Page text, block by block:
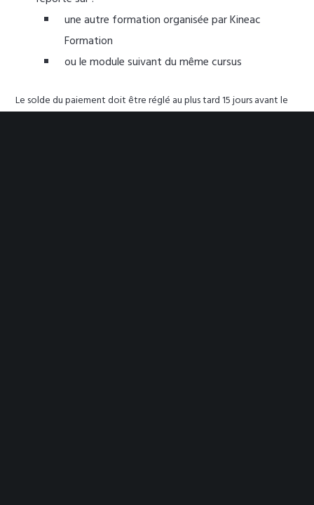
une autre formation organisée par Kineac
Formation
ou le module suivant du même cursus
Le solde du paiement doit être réglé au plus tard 15 jours avant le
début de la formation.